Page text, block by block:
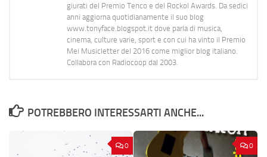
giurati del Premio Tenco e del Rockol Awards. Da sedici
anni aggiorna quotidianamente il suo blog
www.tonyface.blogspot.it dove parla di musica,
cinema, culture varie, sport e con cui ha vinto il Premio
Mei Musicletter del 2016 come miglior blog italiano.
Collabora con Radiocoop dal 2003.
POTREBBERO INTERESSARTI ANCHE...
0 0